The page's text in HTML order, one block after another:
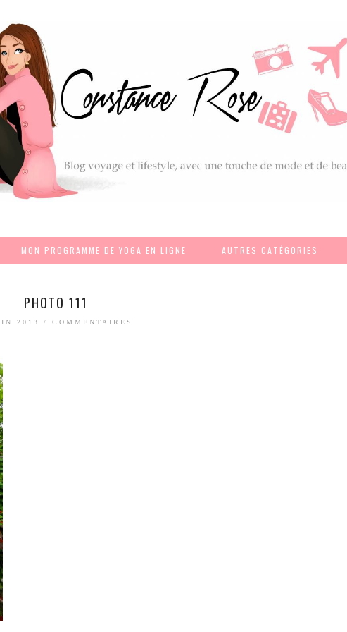
MON PROGRAMME DE YOGA EN LIGNE AUTRES CATÉGORIES
PHOTO 111
2013 / COMMENTAIRES